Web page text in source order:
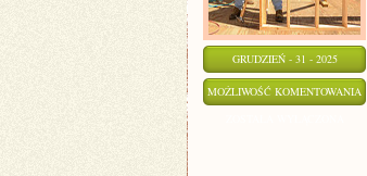
GRUDZIEŃ - 31 - 2025
MOŻLIWOŚĆ KOMENTOWANIA